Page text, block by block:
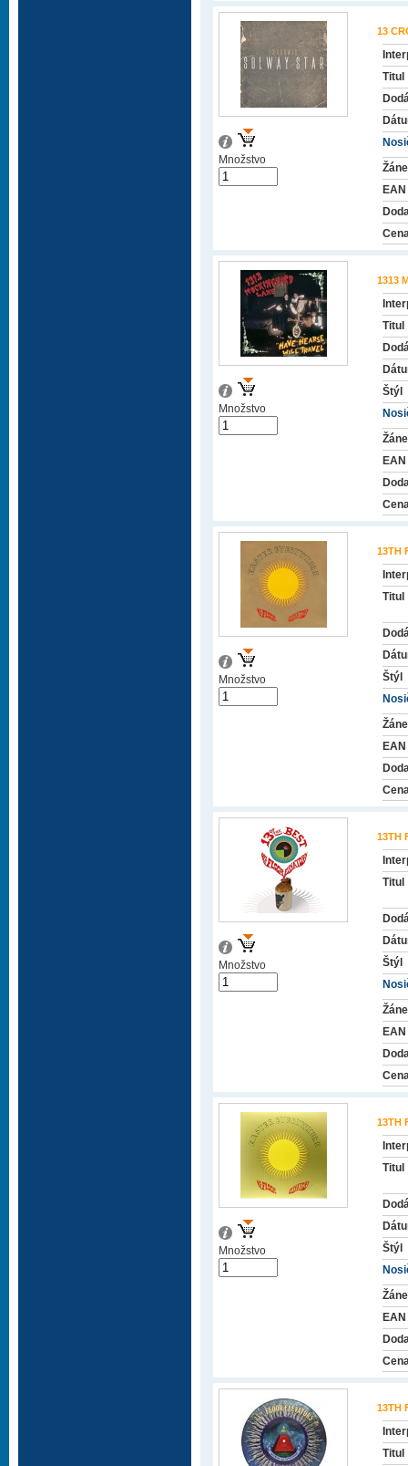
13
Titul
EAN
Množstvo
1313
Titul
Štýl
EAN
Množstvo
13TH
Titul
Štýl
EAN
Množstvo
13TH
Titul
Štýl
EAN
Množstvo
13TH
Titul
Štýl
EAN
Množstvo
13TH
Titul